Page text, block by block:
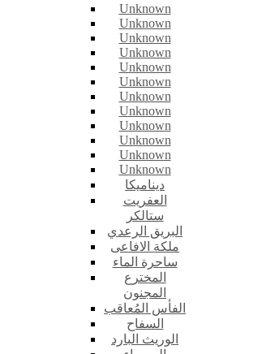
Unknown
Unknown
Unknown
Unknown
Unknown
Unknown
Unknown
Unknown
Unknown
Unknown
Unknown
Unknown
ديناميكا
العفريت
ستالكر
البريق الرعدي
ملكة الافاعى
ساحرة الماء
المخترع
المجنون
الفأس المُعاقب
السفاح
الوريث البارد